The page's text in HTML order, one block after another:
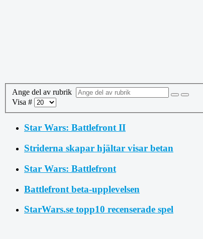
Ange del av rubrik
Visa #
Star Wars: Battlefront II
Striderna skapar hjältar visar betan
Star Wars: Battlefront
Battlefront beta-upplevelsen
StarWars.se topp10 recenserade spel